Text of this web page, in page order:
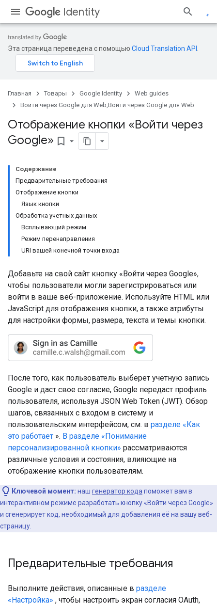
Identity
Эта страница переведена с помощью Cloud Translation API
Главная Товары Google Identity
Web guides
Войти через Google для Web,Войти через Google для Web
Отображение кнопки «Войти через
Google» bookmark_border
Содержание
Предварительные требования
Отображение кнопки
Язык кнопки
Обработка учетных данных
Всплывающий режим
Режим перенаправления
URI вашей конечной точки входа
Добавьте на свой сайт кнопку «Войти через Google»,
чтобы пользователи могли зарегистрироваться или
войти в ваше веб-приложение. Используйте HTML или
JavaScript для отображения кнопки, а также атрибуты
для настройки формы, размера, текста и темы кнопки.
После того, как пользователь выберет учетную запись
Google и даст свое согласие, Google передаст профиль
пользователя, используя JSON Web Token (JWT). Обзор
шагов, связанных с входом в систему и
пользовательским интерфейсом, см. в разделе «Как
это работает ». В разделе «Понимание
персонализированной кнопки» рассматриваются
различные условия и состояния, влияющие на
отображение кнопки пользователям.
Ключевой момент: наш генератор кода поможет вам в
интерактивном режиме разработать кнопку «Войти через Google»
и сгенерирует код, необходимый для добавления её на вашу веб-
страницу.
Предварительные требования
Выполните действия, описанные в разделе
«Настройка» , чтобы настроить экран согласия OAuth,